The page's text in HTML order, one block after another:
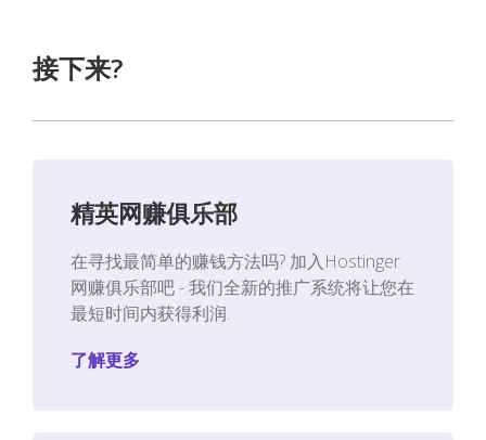
接下来?
精英网赚俱乐部
在寻找最简单的赚钱方法吗? 加入Hostinger
网赚俱乐部吧 - 我们全新的推广系统将让您在
最短时间内获得利润.
了解更多